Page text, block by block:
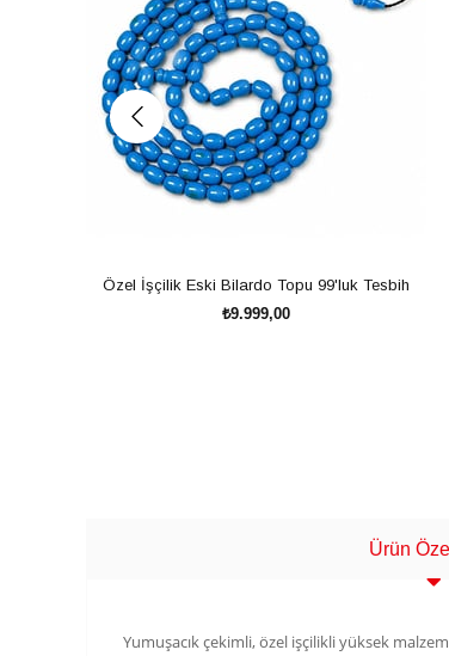
Özel İşçilik Eski Bilardo Topu 99'luk Tesbih
₺9.999,00
Ürün
Yumuşacık çekimli, özel işçilikli yüksek